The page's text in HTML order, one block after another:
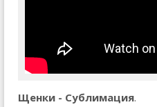
Щенки - Сублимация.